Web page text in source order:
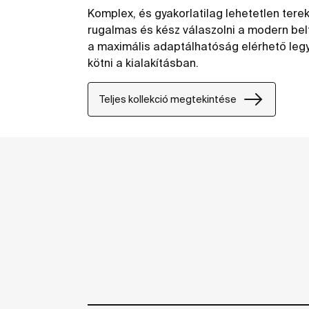
Komplex, és gyakorlatilag lehetetlen
rugalmas és kész válaszolni a modern
a maximális adaptálhatóság elérhető
kötni a kialakításban.
Teljes kollekció megtekintése